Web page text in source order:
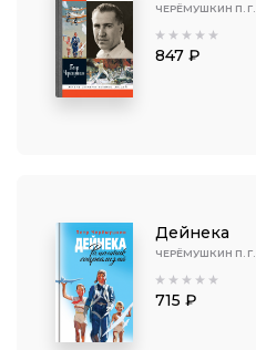
ЧЕРЁМУШКИН П. Г.
847 ₽
Дейнека
ЧЕРЁМУШКИН П. Г.
715 ₽